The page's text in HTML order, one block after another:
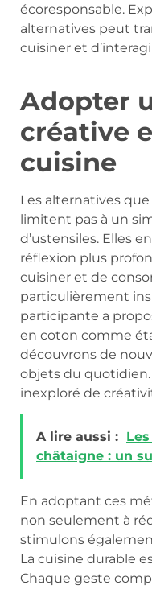
écoresponsable.
alternatives peut
cuisiner et
Adopter
créative
cuisine
Les alternatives
limitent pas à un
d’ustensiles. Elles
réflexion plus
cuisiner et de
particulièrement
participante a
en coton comme
découvrons de
objets du
inexploré de
A lire aussi :
châtaigne : un
En adoptant ces
non seulement à
stimulons
La cuisine durable
Chaque geste